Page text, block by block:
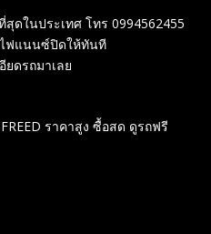
ดในประเทศ โทร 0994562455
ฟแนนซ์ปิดให้ทันที
ยดรถมาเลย
ราคาสูง ซื้อสด ดูรถฟรี